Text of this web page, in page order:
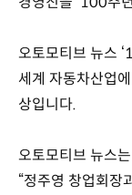
오토모티브 뉴스
세계 자동차산업
상입니다.
오토모티브 뉴스
“정주영 창업회장